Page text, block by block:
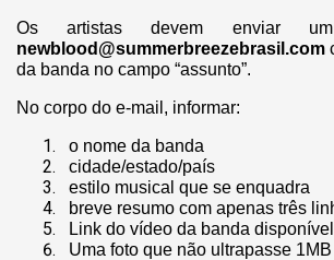
Os artistas devem enviar
newblood@summerbreezebrasil.com
da banda no campo “assunto”.
No corpo do e-mail, informar:
o nome da banda
cidade/estado/país
estilo musical que se enquadra
breve resumo com apenas três
Link do vídeo da banda
Uma foto que não ultrapasse 1MB